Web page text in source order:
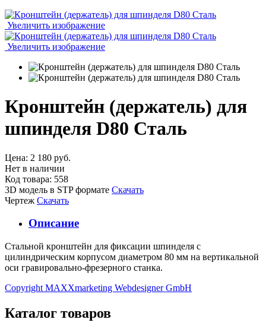
Увеличить изображение
Увеличить изображение
Кронштейн (держатель) для
шпинделя D80 Сталь
Цена: 2 180 руб.
Нет в наличии
Код товара: 558
3D модель в STP формате Скачать
Чертеж Скачать
Описание
Стальной кронштейн для фиксации шпинделя с
цилиндрическим корпусом диаметром 80 мм на вертикальной
оси гравировально-фрезерного станка.
Copyright MAXXmarketing Webdesigner GmbH
Каталог товаров